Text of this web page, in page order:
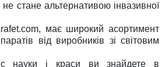
не стане альтернативою інвазивної
має широкий асортимент
від виробників зі світовим
науки і краси ви знайдете в